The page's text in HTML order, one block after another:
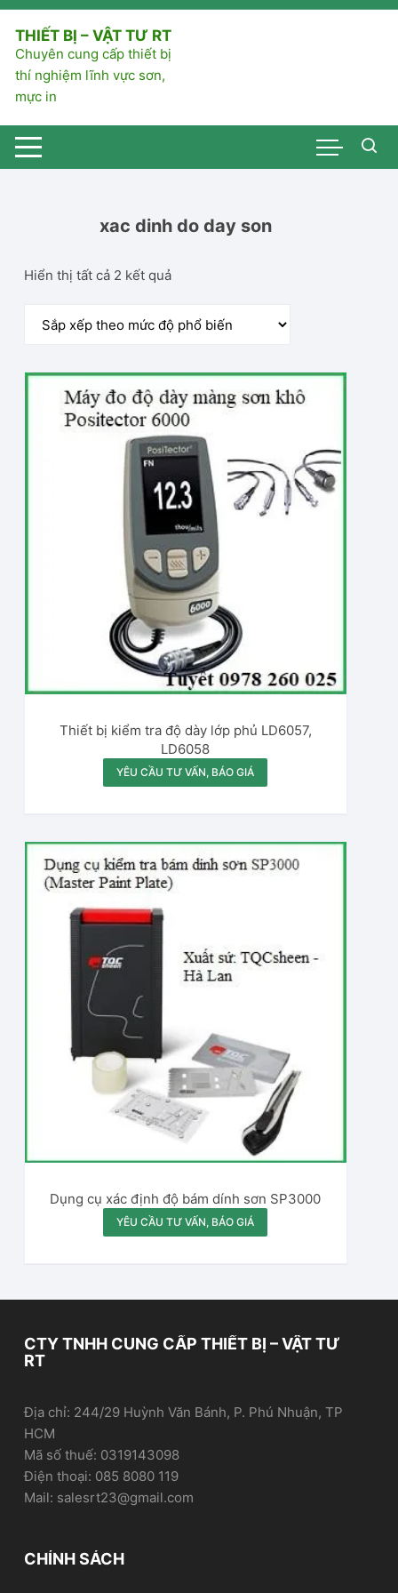
Chuyển
nội
dung
THIẾT BỊ – VẬT TƯ RT
Chuyên cung cấp thiết bị
thí nghiệm lĩnh vực sơn,
mực in
xac dinh do day son
Hiển thị tất cả 2 kết quảĐã
xếp
theo
độ
phổ
biến
Thiết bị kiểm tra độ dày lớp phủ LD6057,
LD6058
YÊU CẦU TƯ VẤN, BÁO GIÁ
Dụng cụ xác định độ bám dính sơn SP3000
YÊU CẦU TƯ VẤN, BÁO GIÁ
CTY TNHH CUNG CẤP THIẾT BỊ – VẬT TƯ
RT
Địa chỉ: 244/29 Huỳnh Văn Bánh, P. Phú Nhuận, TP
HCM
Mã số thuế: 0319143098
Điện thoại: 085 8080 119
Mail: salesrt23@gmail.com
CHÍNH SÁCH